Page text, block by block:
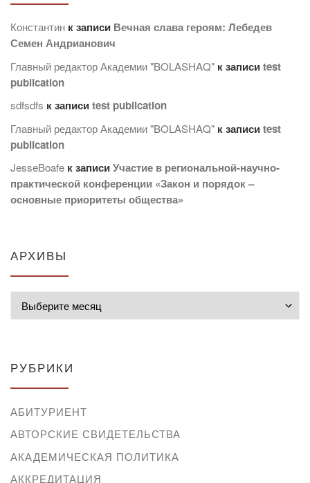
Константин к записи Вечная слава героям: Лебедев
Семен Андрианович
Главный редактор Академии "BOLASHAQ" к записиtest
publication
sdfsdfs к записиtest publication
Главный редактор Академии "BOLASHAQ" к записиtest
publication
JesseBoafe к записиУчастие в региональной-научно-
практической конференции «Закон и порядок –
основные приоритеты общества»
АРХИВЫ
РУБРИКИ
АБИТУРИЕНТ
АВТОРСКИЕ СВИДЕТЕЛЬСТВА
АКАДЕМИЧЕСКАЯ ПОЛИТИКА
АККРЕДИТАЦИЯ